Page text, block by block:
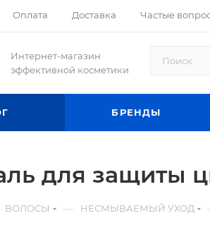
Оплата Доставка Частые
Интернет-магазин
эффективной косметики
БРЕНДЫ
для защиты
ВОЛОСЫ — НЕСМЫВАЕМЫЙ УХОД